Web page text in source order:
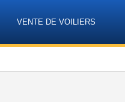
VENTE DE VOILIERS